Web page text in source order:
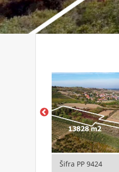
Šifra PP 9424